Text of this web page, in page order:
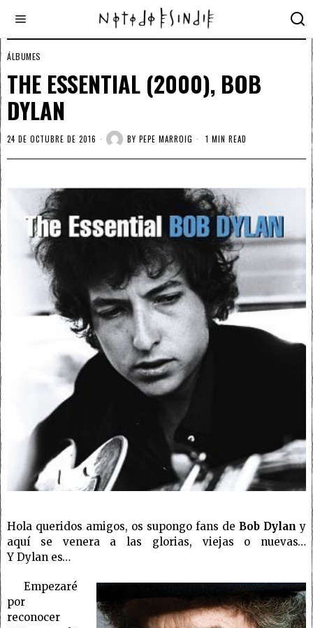
ÁLBUMES
THE ESSENTIAL (2000), BOB
DYLAN
24 DE OCTUBRE DE 2016 BY PEPE MARROIG 1 MIN READ
Hola queridos amigos, os supongo fans de Bob Dylan y
aquí se venera a las glorias, viejas o nuevas…
Y Dylan es…
Empezaré
por
reconocer